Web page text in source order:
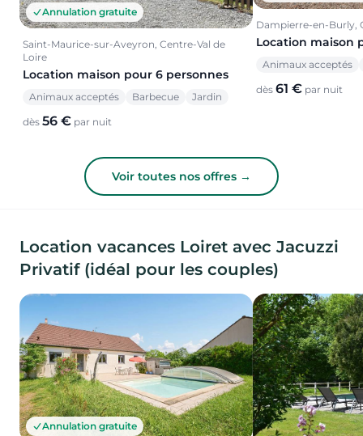
Annulation gratuite
Saint-Maurice-sur-Aveyron, Centre-Val de
Loire
Location maison pour 6 personnes
Animaux acceptés Barbecue Jardin
dès 56 € par nuit
Dampierre-en-Burly,
Location maison
Animaux acceptés
dès 61 € par nuit
Voir toutes nos offres →
Location vacances Loiret avec Jacuzzi
Privatif (idéal pour les couples)
Annulation gratuite